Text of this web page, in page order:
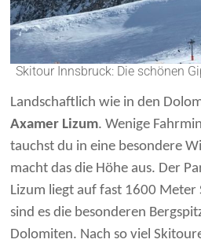
Skitour Innsbruck: Die schönen
Landschaftlich wie in den
Axamer Lizum. Wenige
tauchst du in eine besondere
macht das die Höhe aus. Der
Lizum liegt auf fast 1600 Meter
sind es die besonderen
Dolomiten. Nach so viel